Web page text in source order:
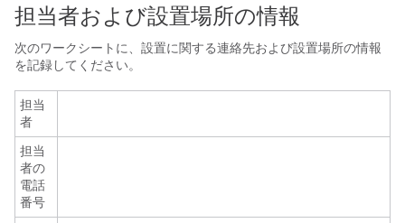
担当者および設置場所の情報
次のワークシートに、設置に関する連絡先および設置場所の情報
を記録してください。
担当
者
担当
者の
電話
番号